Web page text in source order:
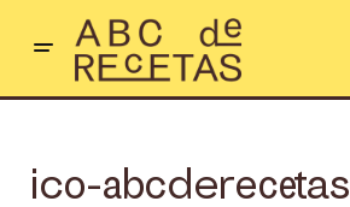
ico-abcderecetas